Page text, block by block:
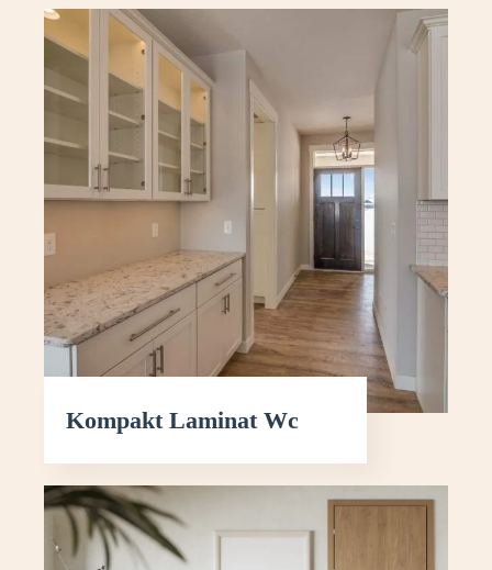
görünüme kavuşturmak ve daha
kullanışlı hale getirmek istiyorsanız
bizimle iletişime geçin. Sarımsaklı
mutfak dolabı ve tadilatı hizmetlerimiz
hakkında detaylı bilgi alabilirsiniz.
Kompakt Laminat Wc